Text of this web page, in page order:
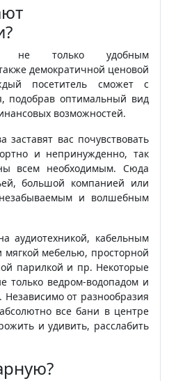
не только удобным
демократичной ценовой
посетитель сможет с
подобрав оптимальный вид
возможностей.
вас почувствовать
и непринужденно, так
всем необходимым. Сюда
большой компанией или
и волшебным
аудиотехникой, кабельным
мягкой мебелью, просторной
парилкой и пр. Некоторые
только ведром-водопадом и
от разнообразия
все бани в центре
и удивить, расслабить